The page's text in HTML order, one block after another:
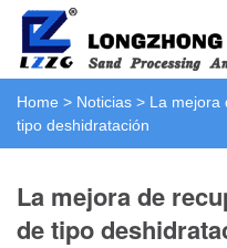
Home > Noticias > La mejora
tipo deshidratación
La mejora de
de tipo